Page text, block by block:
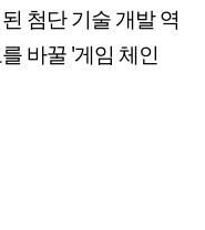
첨단 기술 개발 역
바꿀 '게임 체인